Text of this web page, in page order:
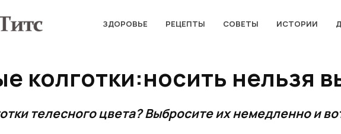
ЗДОРОВЬЕ РЕЦЕПТЫ СОВЕТЫ ИСТОРИИ
колготки:носить нельзя
телесного цвета? Выбросите их немедленно и